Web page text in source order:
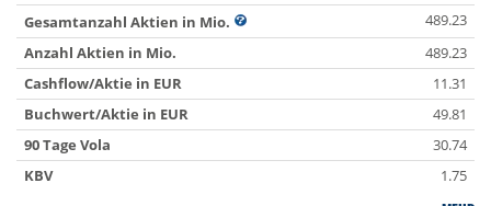
Gesamtanzahl Aktien in Mio.
489.23
Anzahl Aktien in Mio.
489.23
Cashflow/Aktie in EUR
11.31
Buchwert/Aktie in EUR
49.81
90 Tage Vola
30.74
KBV
1.75